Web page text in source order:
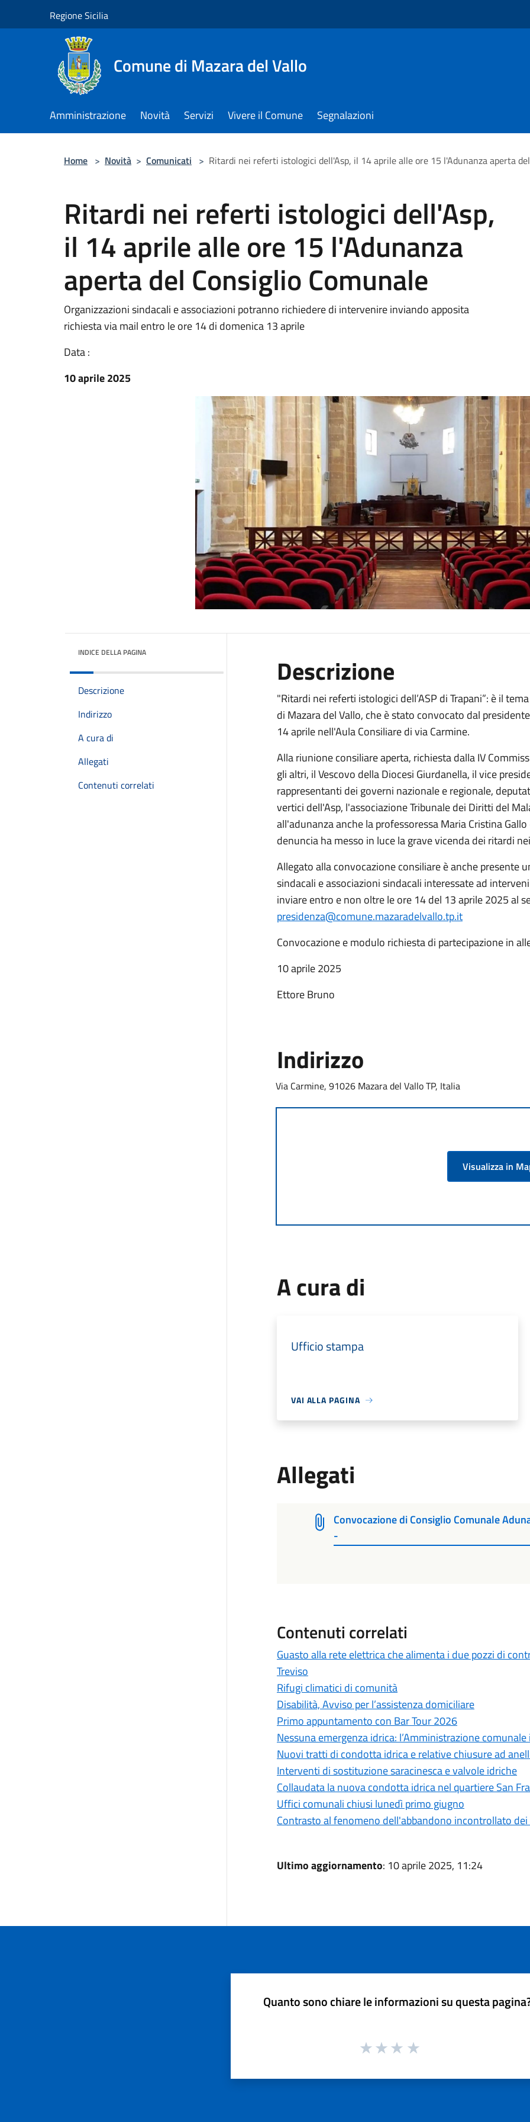
Regione Sicilia
Comune di Mazara del Vallo
Amministrazione Novità Servizi Vivere il Comune Segnalazioni
Home > Novità > Comunicati > Ritardi nei referti istologici dell'Asp, il 14 aprile alle ore 15 l'Adunanza aperta
Ritardi nei referti istologici dell'Asp,
il 14 aprile alle ore 15 l'Adunanza
aperta del Consiglio Comunale
Organizzazioni sindacali e associazioni potranno richiedere di intervenire inviando apposita
richiesta via mail entro le ore 14 di domenica 13 aprile
Data :
10 aprile 2025
INDICE DELLA PAGINA
Descrizione
Indirizzo
A cura di
Allegati
Contenuti correlati
Descrizione
"Ritardi nei referti istologici dell’ASP di Trapani”: è il
di Mazara del Vallo, che è stato convocato dal
14 aprile nell'Aula Consiliare di via Carmine.
Alla riunione consiliare aperta, richiesta dalla IV
gli altri, il Vescovo della Diocesi Giurdanella, il vice
rappresentanti dei governi nazionale e regionale,
vertici dell'Asp, l'associazione Tribunale dei Diritti del
all'adunanza anche la professoressa Maria Cristina
denuncia ha messo in luce la grave vicenda dei ritardi
Allegato alla convocazione consiliare è anche
sindacali e associazioni sindacali interessate ad
inviare entro e non oltre le ore 14 del 13 aprile 2025 al
presidenza@comune.mazaradelvallo.tp.it
Convocazione e modulo richiesta di partecipazione in
10 aprile 2025
Ettore Bruno
Indirizzo
Via Carmine, 91026 Mazara del Vallo TP, Italia
Visualizza in
A cura di
Ufficio stampa
VAI ALLA PAGINA
Allegati
Convocazione di Consiglio Comunale
-
Contenuti correlati
Guasto alla rete elettrica che alimenta i due pozzi di
Treviso
Rifugi climatici di comunità
Disabilità, Avviso per l’assistenza domiciliare
Primo appuntamento con Bar Tour 2026
Nessuna emergenza idrica: l’Amministrazione
Nuovi tratti di condotta idrica e relative chiusure ad
Interventi di sostituzione saracinesca e valvole idriche
Collaudata la nuova condotta idrica nel quartiere San
Uffici comunali chiusi lunedì primo giugno
Contrasto al fenomeno dell'abbandono incontrollato
Ultimo aggiornamento: 10 aprile 2025, 11:24
Quanto sono chiare le informazioni su questa